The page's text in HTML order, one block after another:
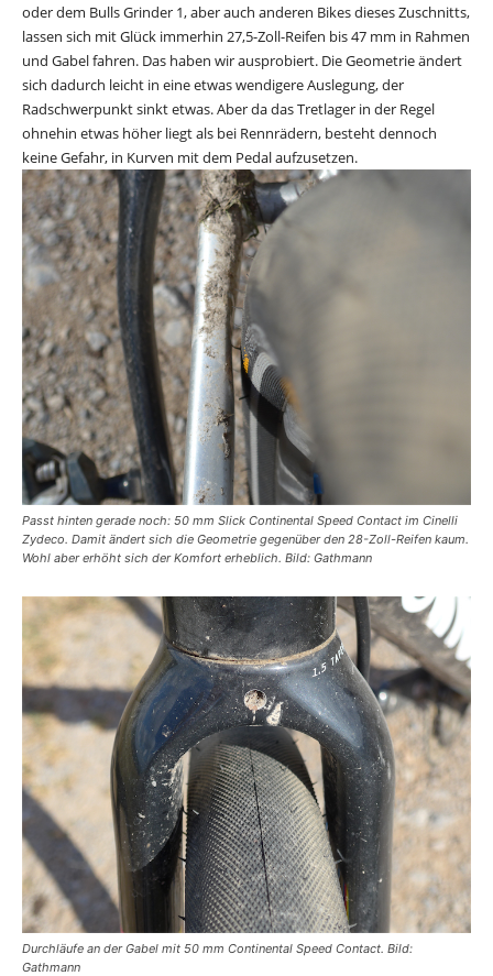
oder dem Bulls Grinder 1, aber auch anderen Bikes dieses Zuschnitts,
lassen sich mit Glück immerhin 27,5-Zoll-Reifen bis 47 mm in Rahmen
und Gabel fahren. Das haben wir ausprobiert. Die Geometrie ändert
sich dadurch leicht in eine etwas wendigere Auslegung, der
Radschwerpunkt sinkt etwas. Aber da das Tretlager in der Regel
ohnehin etwas höher liegt als bei Rennrädern, besteht dennoch
keine Gefahr, in Kurven mit dem Pedal aufzusetzen.
Passt hinten gerade noch: 50 mm Slick Continental Speed Contact im Cinelli
Zydeco. Damit ändert sich die Geometrie gegenüber den 28-Zoll-Reifen kaum.
Wohl aber erhöht sich der Komfort erheblich. Bild: Gathmann
Durchläufe an der Gabel mit 50 mm Continental Speed Contact. Bild:
Gathmann